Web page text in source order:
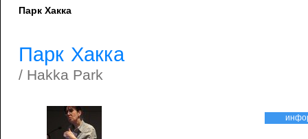
Парк Хакка
Парк Хакка
/ Hakka Park